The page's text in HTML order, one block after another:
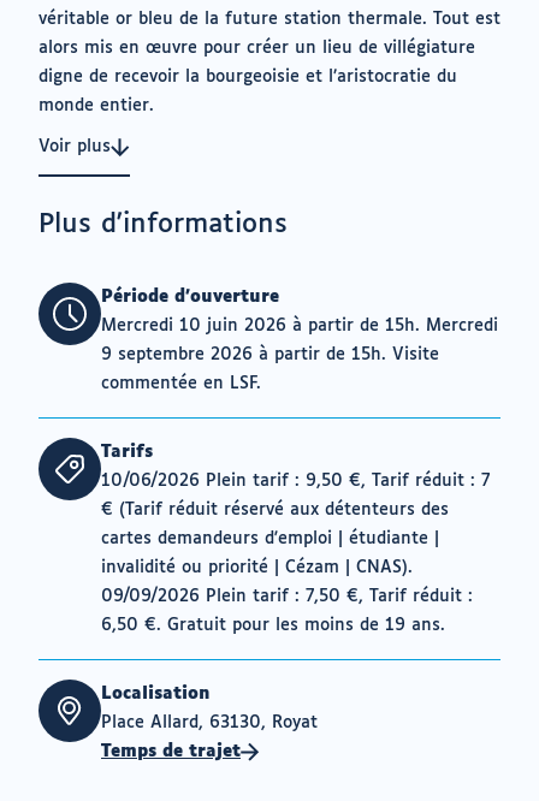
3
véritable or bleu de la future station thermale. Tout est
alors mis en œuvre pour créer un lieu de villégiature
digne de recevoir la bourgeoisie et l’aristocratie du
monde entier.
Voir plus
Plus d'informations
Période d'ouverture
Mercredi 10 juin 2026 à partir de 15h. Mercredi
9 septembre 2026 à partir de 15h. Visite
commentée en LSF.
Tarifs
10/06/2026 Plein tarif : 9,50 €, Tarif réduit : 7
€ (Tarif réduit réservé aux détenteurs des
cartes demandeurs d'emploi | étudiante |
invalidité ou priorité | Cézam | CNAS).
09/09/2026 Plein tarif : 7,50 €, Tarif réduit :
6,50 €. Gratuit pour les moins de 19 ans.
Localisation
Place Allard, 63130, Royat
Temps de trajet